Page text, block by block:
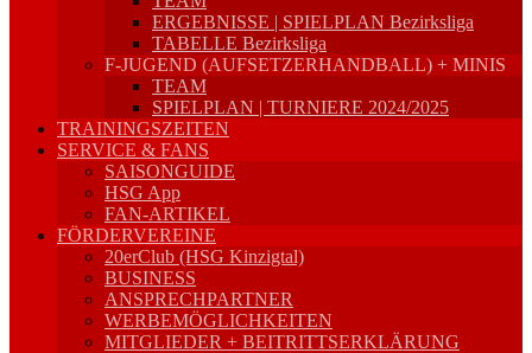
ERGEBNISSE | SPIELPLAN Bezirksliga
TABELLE Bezirksliga
F-JUGEND (AUFSETZERHANDBALL) + MINIS
TEAM
SPIELPLAN | TURNIERE 2024/2025
TRAININGSZEITEN
SERVICE & FANS
SAISONGUIDE
HSG App
FAN-ARTIKEL
FÖRDERVEREINE
20erClub (HSG Kinzigtal)
BUSINESS
ANSPRECHPARTNER
WERBEMÖGLICHKEITEN
MITGLIEDER + BEITRITTSERKLÄRUNG